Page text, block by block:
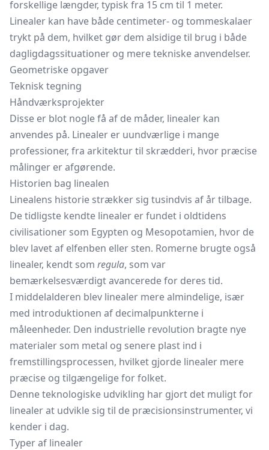
forskellige længder, typisk fra 15 cm til 1 meter.
Linealer kan have både centimeter- og tommeskalaer
trykt på dem, hvilket gør dem alsidige til brug i både
dagligdagssituationer og mere tekniske anvendelser.
Geometriske opgaver
Teknisk tegning
Håndværksprojekter
Disse er blot nogle få af de måder, linealer kan
anvendes på. Linealer er uundværlige i mange
professioner, fra arkitektur til skrædderi, hvor præcise
målinger er afgørende.
Historien bag linealen
Linealens historie strækker sig tusindvis af år tilbage.
De tidligste kendte linealer er fundet i oldtidens
civilisationer som Egypten og Mesopotamien, hvor de
blev lavet af elfenben eller sten. Romerne brugte også
linealer, kendt som regula, som var
bemærkelsesværdigt avancerede for deres tid.
I middelalderen blev linealer mere almindelige, især
med introduktionen af decimalpunkterne i
måleenheder. Den industrielle revolution bragte nye
materialer som metal og senere plast ind i
fremstillingsprocessen, hvilket gjorde linealer mere
præcise og tilgængelige for folket.
Denne teknologiske udvikling har gjort det muligt for
linealer at udvikle sig til de præcisionsinstrumenter, vi
kender i dag.
Typer af linealer